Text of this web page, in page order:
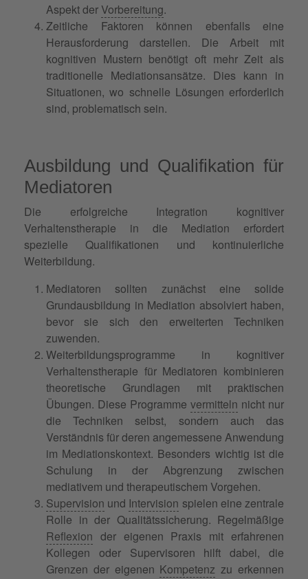
Aspekt der Vorbereitung.
Zeitliche Faktoren können ebenfalls eine
Herausforderung darstellen. Die Arbeit mit
kognitiven Mustern benötigt oft mehr Zeit als
traditionelle Mediationsansätze. Dies kann in
Situationen, wo schnelle Lösungen erforderlich
sind, problematisch sein.
Ausbildung und Qualifikation für
Mediatoren
Die erfolgreiche Integration kognitiver
Verhaltenstherapie in die Mediation erfordert
spezielle Qualifikationen und kontinuierliche
Weiterbildung.
Mediatoren sollten zunächst eine solide
Grundausbildung in Mediation absolviert haben,
bevor sie sich den erweiterten Techniken
zuwenden.
Weiterbildungsprogramme in kognitiver
Verhaltenstherapie für Mediatoren kombinieren
theoretische Grundlagen mit praktischen
Übungen. Diese Programme vermitteln nicht nur
die Techniken selbst, sondern auch das
Verständnis für deren angemessene Anwendung
im Mediationskontext. Besonders wichtig ist die
Schulung in der Abgrenzung zwischen
mediativem und therapeutischem Vorgehen.
Supervision und Intervision spielen eine zentrale
Rolle in der Qualitätssicherung. Regelmäßige
Reflexion der eigenen Praxis mit erfahrenen
Kollegen oder Supervisoren hilft dabei, die
Grenzen der eigenen Kompetenz zu erkennen